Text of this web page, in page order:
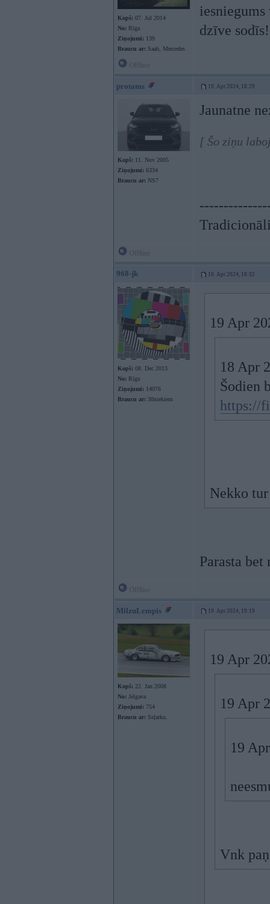
Kopš: 07. Jul 2014
No: Rīga
Ziņojumi: 139
Braucu ar: Saab, Mercedes
dzīve sodīs!
protams 19. Apr 2024, 18:29
Kopš: 11. Nov 2005
Ziņojumi: 6334
Braucu ar: NS7
Jaunatne
[ Šo ziņu
968-jk 19. Apr 2024, 18:32
Kopš: 08. Dec 2013
No: Rīga
Ziņojumi: 14076
Braucu ar: 30niekiem
19 Apr
18 Apr
Šodien
https://
Nekko
Parasta
MilzuLempis 19. Apr 2024, 19:19
Kopš: 22. Jan 2008
No: Jelgava
Ziņojumi: 754
Braucu ar: Seļarku.
19 Apr
19 Apr
19
Vnk